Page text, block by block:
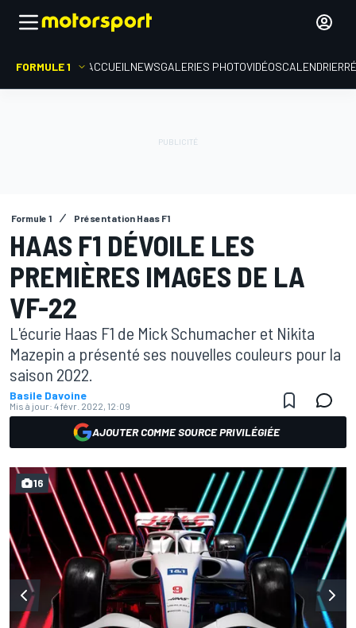
FORMULE 1 ACCUEIL NEWSGALERIES PHOTOVIDÉOSCALENDRIER
Formule 1 Présentation Haas F1
HAAS F1 DÉVOILE LES
PREMIÈRES IMAGES DE LA
VF-22
L'écurie Haas F1 de Mick Schumacher et Nikita
Mazepin a présenté ses nouvelles couleurs pour la
saison 2022.
Basile Davoine
Mis à jour: 4 févr. 2022, 12:09
AJOUTER COMME SOURCE PRIVILÉGIÉE
16